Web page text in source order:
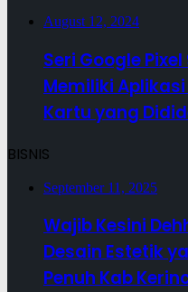
August 12, 2024
Seri Google
Memiliki
Kartu yang
BISNIS
September 11, 2025
Wajib Kesini
Desain Estetik
Penuh Kab